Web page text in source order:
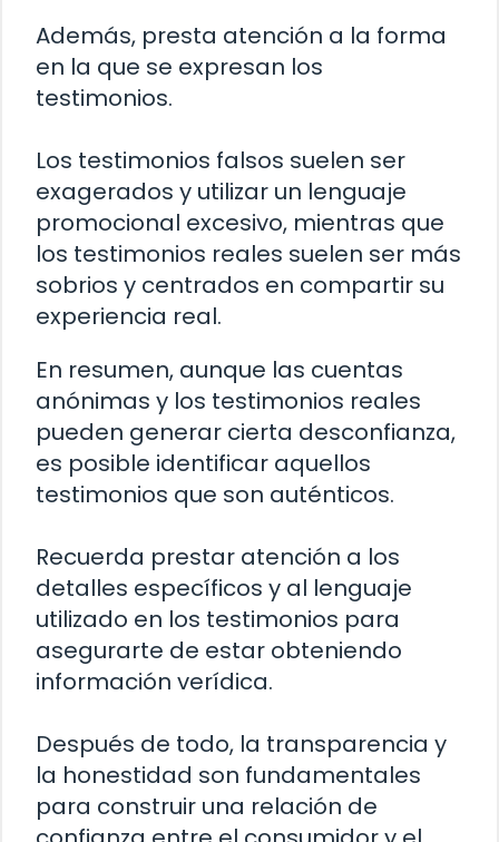
Además, presta atención a la forma
en la que se expresan los
testimonios.
Los testimonios falsos suelen ser
exagerados y utilizar un lenguaje
promocional excesivo, mientras que
los testimonios reales suelen ser más
sobrios y centrados en compartir su
experiencia real.
En resumen, aunque las cuentas
anónimas y los testimonios reales
pueden generar cierta desconfianza,
es posible identificar aquellos
testimonios que son auténticos.
Recuerda prestar atención a los
detalles específicos y al lenguaje
utilizado en los testimonios para
asegurarte de estar obteniendo
información verídica.
Después de todo, la transparencia y
la honestidad son fundamentales
para construir una relación de